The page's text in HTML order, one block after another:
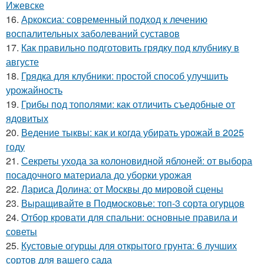
Ижевске
16. Аркоксиа: современный подход к лечению
воспалительных заболеваний суставов
17. Как правильно подготовить грядку под клубнику в
августе
18. Грядка для клубники: простой способ улучшить
урожайность
19. Грибы под тополями: как отличить съедобные от
ядовитых
20. Ведение тыквы: как и когда убирать урожай в 2025
году
21. Секреты ухода за колоновидной яблоней: от выбора
посадочного материала до уборки урожая
22. Лариса Долина: от Москвы до мировой сцены
23. Выращивайте в Подмосковье: топ-3 сорта огурцов
24. Отбор кровати для спальни: основные правила и
советы
25. Кустовые огурцы для открытого грунта: 6 лучших
сортов для вашего сада